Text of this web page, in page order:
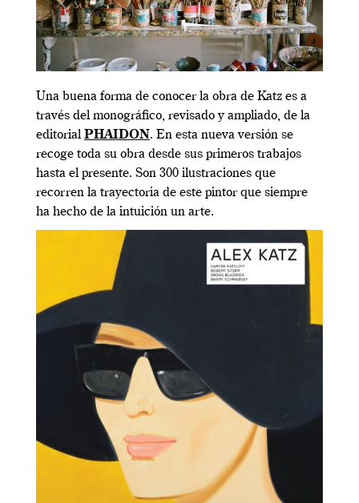
Una buena forma de conocer la obra de Katz es a
través del monográfico, revisado y ampliado, de la
editorial PHAIDON. En esta nueva versión se
recoge toda su obra desde sus primeros trabajos
hasta el presente. Son 300 ilustraciones que
recorren la trayectoria de este pintor que siempre
ha hecho de la intuición un arte.